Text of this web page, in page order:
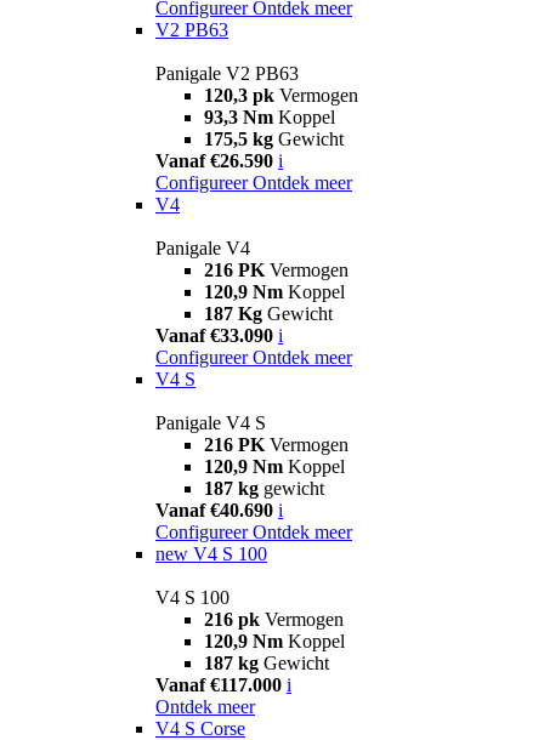
Configureer Ontdek meer
V2 PB63
Panigale V2 PB63
120,3 pk Vermogen
93,3 Nm Koppel
175,5 kg Gewicht
Vanaf €26.590 i
Configureer Ontdek meer
V4
Panigale V4
216 PK Vermogen
120,9 Nm Koppel
187 Kg Gewicht
Vanaf €33.090 i
Configureer Ontdek meer
V4 S
Panigale V4 S
216 PK Vermogen
120,9 Nm Koppel
187 kg gewicht
Vanaf €40.690 i
Configureer Ontdek meer
new V4 S 100
V4 S 100
216 pk Vermogen
120,9 Nm Koppel
187 kg Gewicht
Vanaf €117.000 i
Ontdek meer
V4 S Corse